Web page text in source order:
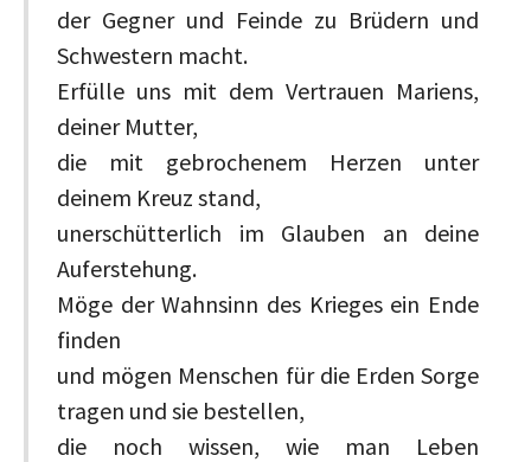
der Gegner und Feinde zu Brüdern und
Schwestern macht.
Erfülle uns mit dem Vertrauen Mariens,
deiner Mutter,
die mit gebrochenem Herzen unter
deinem Kreuz stand,
unerschütterlich im Glauben an deine
Auferstehung.
Möge der Wahnsinn des Krieges ein Ende
finden
und mögen Menschen für die Erden Sorge
tragen und sie bestellen,
die noch wissen, wie man Leben